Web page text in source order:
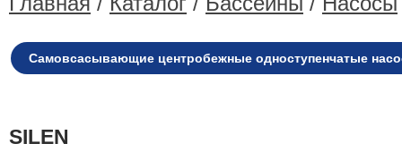
Самовсасывающие центробежные одноступенчатые
SILEN